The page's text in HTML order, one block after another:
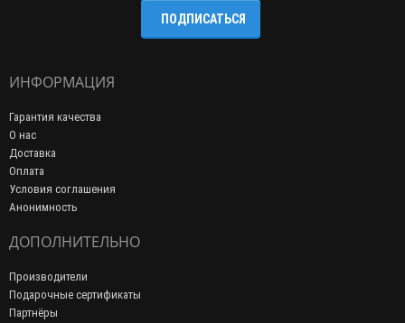
ПОДПИСАТЬСЯ
ИНФОРМАЦИЯ
Гарантия качества
О нас
Доставка
Оплата
Условия соглашения
Анонимность
ДОПОЛНИТЕЛЬНО
Производители
Подарочные сертификаты
Партнёры